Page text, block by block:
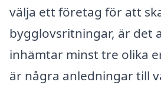
välja ett företag för att
bygglovsritningar, är det
inhämtar minst tre olika
är några anledningar till